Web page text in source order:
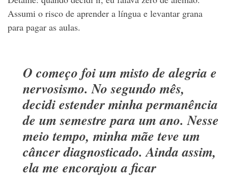
Assumi o risco de aprender a língua e levantar grana
para pagar as aulas.
O começo foi um misto de alegria e
nervosismo. No segundo mês,
decidi estender minha permanência
de um semestre para um ano. Nesse
meio tempo, minha mãe teve um
câncer diagnosticado. Ainda assim,
ela me encorajou a ficar